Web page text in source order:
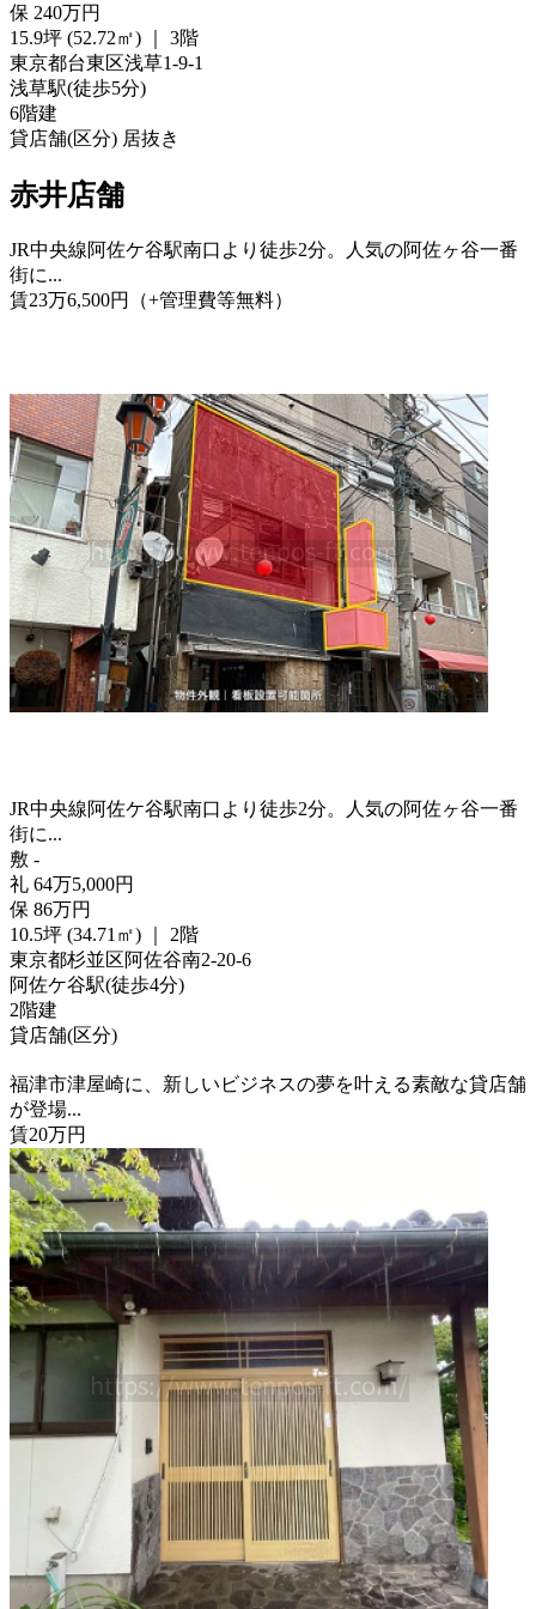
保 240万円
15.9坪 (52.72㎡)
3階
東京都台東区浅草1-9-1
浅草駅(徒歩5分)
6階建
貸店舗(区分) 居抜き
赤井店舗
JR中央線阿佐ケ谷駅南口より徒歩2分。人気の阿佐ヶ谷一番
街に...
賃23万6,500円 （+管理費等無料）
JR中央線阿佐ケ谷駅南口より徒歩2分。人気の阿佐ヶ谷一番
街に...
敷 -
礼 64万5,000円
保 86万円
10.5坪 (34.71㎡)
2階
東京都杉並区阿佐谷南2-20-6
阿佐ケ谷駅(徒歩4分)
2階建
貸店舗(区分)
福津市津屋崎に、新しいビジネスの夢を叶える素敵な貸店舗
が登場...
賃20万円